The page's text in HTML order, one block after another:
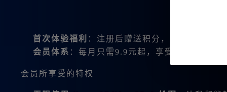
首次体验福利 ：注册后赠送积分，积分可以用
会员体系 ：每月只需9.9元起，享受无限制的绘
会员所享受的特权